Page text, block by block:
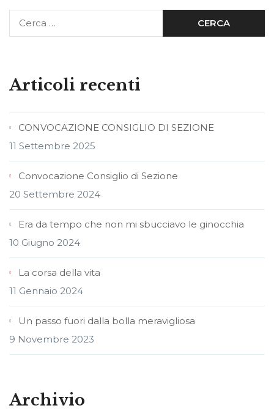
Articoli recenti
CONVOCAZIONE CONSIGLIO DI SEZIONE
11 Settembre 2025
Convocazione Consiglio di Sezione
20 Settembre 2024
Era da tempo che non mi sbucciavo le ginocchia
10 Giugno 2024
La corsa della vita
11 Gennaio 2024
Un passo fuori dalla bolla meravigliosa
9 Novembre 2023
Archivio